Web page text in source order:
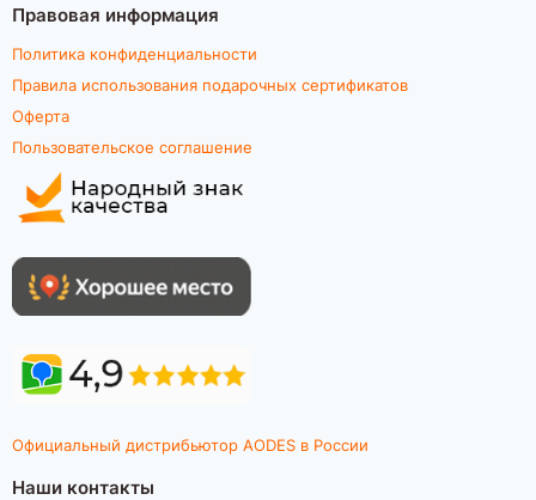
Правовая информация
Политика конфиденциальности
Правила использования подарочных сертификатов
Оферта
Пользовательское соглашение
Официальный дистрибьютор AODES в России
Наши контакты